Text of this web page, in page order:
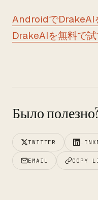
AndroidでDrakeAI
DrakeAIを無料で
Было
TWITTER
EMAIL COPY